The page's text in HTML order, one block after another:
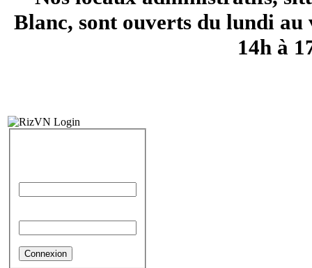
Blanc, sont ouverts du lundi au
14h à